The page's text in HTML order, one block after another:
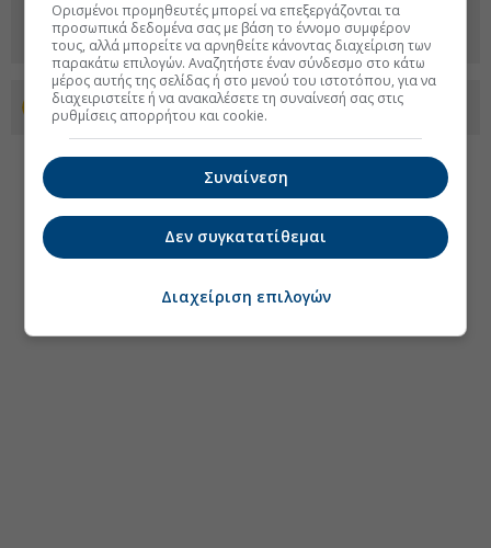
Προσθέστε το euro2day.gr στο Discover
Ορισμένοι προμηθευτές μπορεί να επεξεργάζονται τα
προσωπικά δεδομένα σας με βάση το έννομο συμφέρον
τους, αλλά μπορείτε να αρνηθείτε κάνοντας διαχείριση των
παρακάτω επιλογών. Αναζητήστε έναν σύνδεσμο στο κάτω
μέρος αυτής της σελίδας ή στο μενού του ιστοτόπου, για να
διαχειριστείτε ή να ανακαλέσετε τη συναίνεσή σας στις
ρυθμίσεις απορρήτου και cookie.
Συναίνεση
Δεν συγκατατίθεμαι
Διαχείριση επιλογών